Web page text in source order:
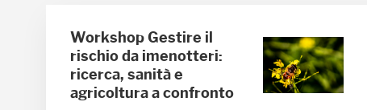
Workshop Gestire il
rischio da imenotteri:
ricerca, sanità e
agricoltura a confronto